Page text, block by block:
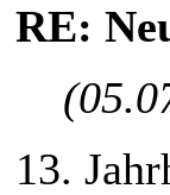
RE:
13.